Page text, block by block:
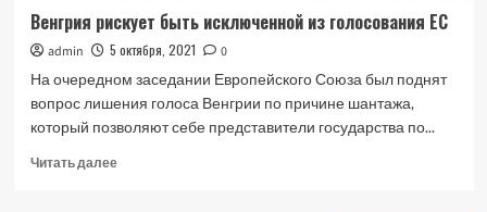
Венгрия рискует быть исключенной из голосования ЕС
admin 5 октября, 2021
0
На очередном заседании Европейского Союза был поднят
вопрос лишения голоса Венгрии по причине шантажа,
который позволяют себе представители государства по...
Читать далееПрочитать